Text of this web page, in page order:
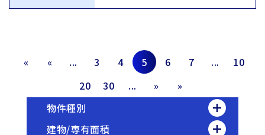
物件種別
建物/専有面積
« « ... 3 4 5 6 7 ...
10
20
30 ... » »